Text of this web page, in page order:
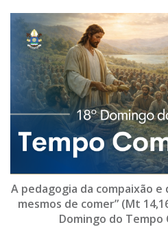
A pedagogia da compaixão e
mesmos de comer” (Mt
Domingo do Tempo